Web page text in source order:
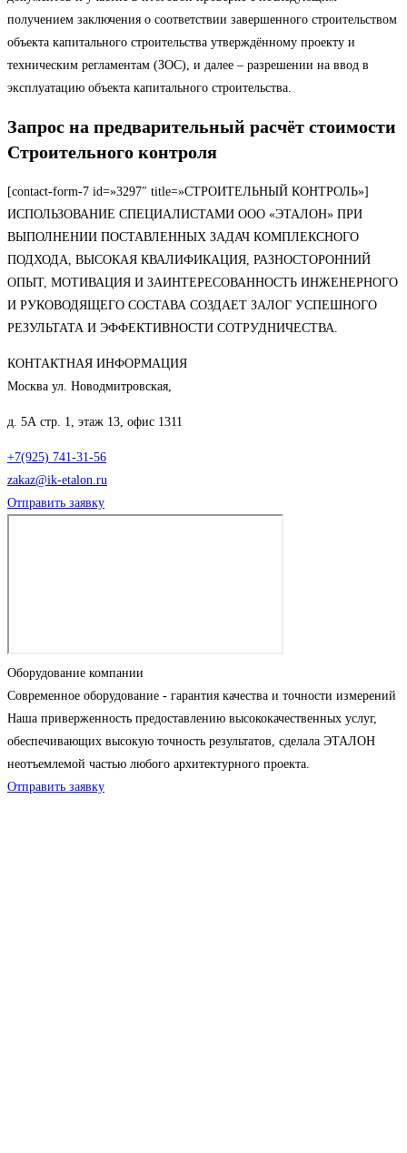
получением заключения о соответствии завершенного строительством
объекта капитального строительства утверждённому проекту и
техническим регламентам (ЗОС), и далее – разрешении на ввод в
эксплуатацию объекта капитального строительства.
Запрос на предварительный расчёт стоимости
Строительного контроля
[contact-form-7 id=»3297″ title=»СТРОИТЕЛЬНЫЙ КОНТРОЛЬ»]
ИСПОЛЬЗОВАНИЕ СПЕЦИАЛИСТАМИ ООО «ЭТАЛОН» ПРИ
ВЫПОЛНЕНИИ ПОСТАВЛЕННЫХ ЗАДАЧ КОМПЛЕКСНОГО
ПОДХОДА, ВЫСОКАЯ КВАЛИФИКАЦИЯ, РАЗНОСТОРОННИЙ
ОПЫТ, МОТИВАЦИЯ И ЗАИНТЕРЕСОВАННОСТЬ ИНЖЕНЕРНОГО
И РУКОВОДЯЩЕГО СОСТАВА СОЗДАЕТ ЗАЛОГ УСПЕШНОГО
РЕЗУЛЬТАТА И ЭФФЕКТИВНОСТИ СОТРУДНИЧЕСТВА.
КОНТАКТНАЯ ИНФОРМАЦИЯ
Москва ул. Новодмитровская,
д. 5А стр. 1, этаж 13, офис 1311
+7(925) 741-31-56
zakaz@ik-etalon.ru
Отправить заявку
Оборудование компании
Современное оборудование - гарантия качества и точности измерений
Наша приверженность предоставлению высококачественных услуг,
обеспечивающих высокую точность результатов, сделала ЭТАЛОН
неотъемлемой частью любого архитектурного проекта.
Отправить заявку